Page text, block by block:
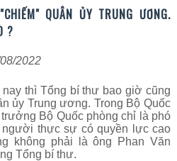
QUÂN ỦY TRUNG ƯƠNG.
?
2022
thì Tổng bí thư bao giờ cũng
ủy Trung ương. Trong Bộ Quốc
Bộ Quốc phòng chỉ là phó
thực sự có quyền lực cao
không phải là ông Phan Văn
Tổng bí thư.